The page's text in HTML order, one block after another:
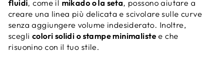
fluidi, come il mikado o la seta, possono aiutare a
creare una linea più delicata e scivolare sulle curve
senza aggiungere volume indesiderato. Inoltre,
scegli colori solidi o stampe minimalistee che
risuonino con il tuo stile.